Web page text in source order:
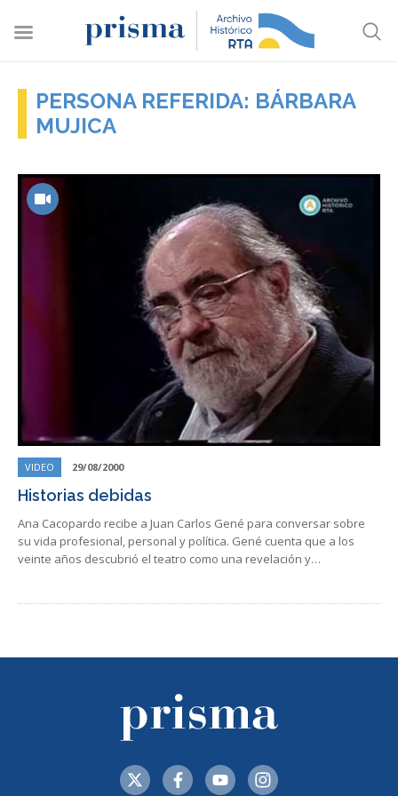
PERSONA REFERIDA: BÁRBARA
MUJICA
VIDEO 29/08/2000
Historias debidas
Ana Cacopardo recibe a Juan Carlos Gené para conversar sobre
su vida profesional, personal y política. Gené cuenta que a los
veinte años descubrió el teatro como una revelación y…